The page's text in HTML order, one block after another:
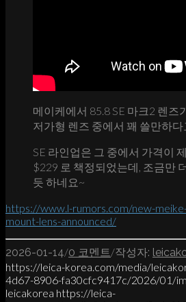
메이케에서 85.8 SE 마크2 렌즈
저가형 렌즈 중에서 꽤 쓸만하
SE 라인업은 그 중에서 가격이
$229 로 책정되었는데, 조금만
듯 하네요~
https://www.l-rumors.com/new-
mount-lens-announced/
2026-01-14/0 코멘트/작성자:
https://leica-korea.com/media/
4d67-8906-fa30cfc9417c/2026/01/
leicakorea https://leica-